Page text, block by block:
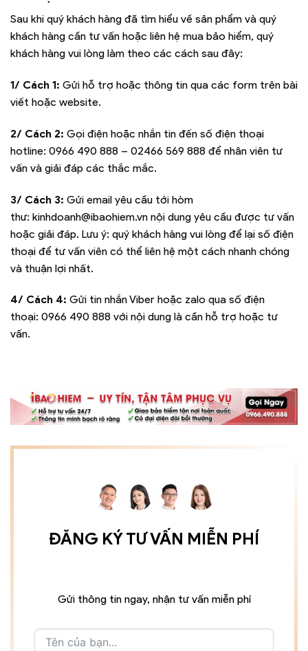
Sau khi quý khách hàng đã tìm hiểu về sản phẩm và quý
khách hàng cần tư vấn hoặc liên hệ mua bảo hiểm, quý
khách hàng vui lòng làm theo các cách sau đây:
1/ Cách 1: Gửi hỗ trợ hoặc thông tin qua các form trên bài
viết hoặc website.
2/ Cách 2: Gọi điện hoặc nhắn tin đến số điện thoại
hotline: 0966 490 888 – 02466 569 888 để nhân viên tư
vấn và giải đáp các thắc mắc.
3/ Cách 3: Gửi email yêu cầu tới hòm
thư: kinhdoanh@ibaohiem.vn nội dung yêu cầu được tư vấn
hoặc giải đáp. Lưu ý: quý khách hàng vui lòng để lại số điện
thoại để tư vấn viên có thể liên hệ một cách nhanh chóng
và thuận lợi nhất.
4/ Cách 4: Gửi tin nhắn Viber hoặc zalo qua số điện
thoại: 0966 490 888 với nội dung là cần hỗ trợ hoặc tư
vấn.
ĐĂNG KÝ TƯ VẤN MIỄN PHÍ
Gửi thông tin ngay, nhận tư vấn miễn phí